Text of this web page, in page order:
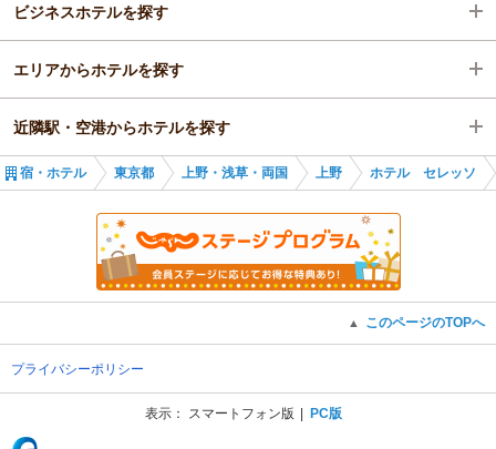
ビジネスホテルを探す
東京都
上野・浅草・両国
上野
エリアからホテルを探す
東京都
上野・浅草・両国
鶯谷駅
近隣駅・空港からホテルを探す
鶯谷駅
三河島駅
宿・ホテル 東京都 上野・浅草・両国 上野 ホテル セレッソ
▲ このページのTOPへ
プライバシーポリシー
表示： スマートフォン版 PC版